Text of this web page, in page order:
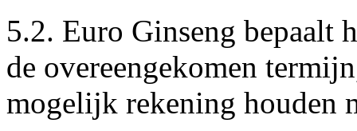
5.2. Euro Ginseng bepaalt
de overeengekomen
mogelijk rekening houden